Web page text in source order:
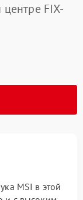
FIX-
MSI в этой